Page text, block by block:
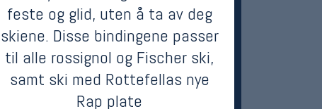
feste og glid, uten å ta av deg
skiene. Disse bindingene passer
til alle rossignol og Fischer ski,
samt ski med Rottefellas nye
Rap plate